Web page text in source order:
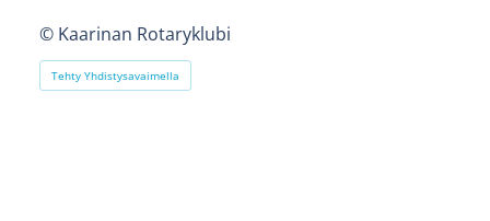
© Kaarinan Rotaryklubi
Tehty Yhdistysavaimella